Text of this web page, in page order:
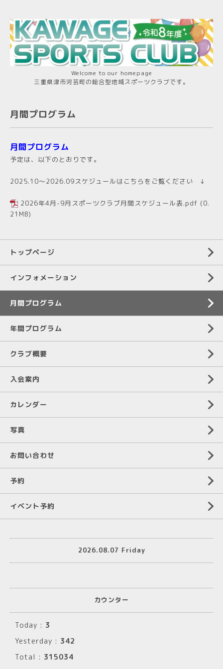
Welcome to our homepage
三重県津市河芸町の総合型地域スポーツクラブです。
月間プログラム
月間プログラム
予定は、以下のとおりです。
2025.10～2026.09スケジュールはこちらをご覧ください ↓
2026年4月-9月スポーツクラブ月間スケジュール表.pdf (0.
21MB)
トップページ
インフォメーション
月間プログラム
年間プログラム
クラブ概要
入会案内
カレンダー
写真
お問い合わせ
予約
イベント予約
2026.08.07 Friday
カウンター
Today : 3
Yesterday : 342
Total : 315034